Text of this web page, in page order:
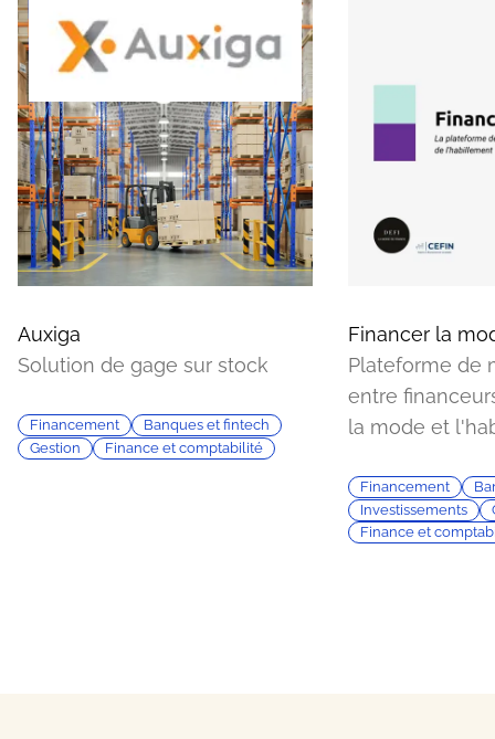
Auxiga
Solution de gage sur stock
Financement
Banques et fintech
Gestion
Finance et comptabilité
Financer la
Plateforme de
entre
la mode et
Financement
Investissements
Finance et